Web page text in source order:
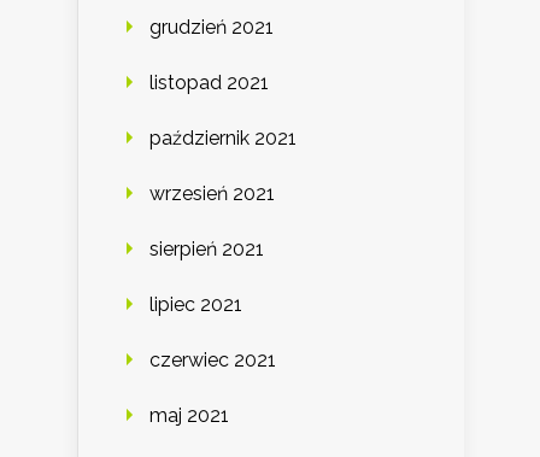
grudzień 2021
listopad 2021
październik 2021
wrzesień 2021
sierpień 2021
lipiec 2021
czerwiec 2021
maj 2021